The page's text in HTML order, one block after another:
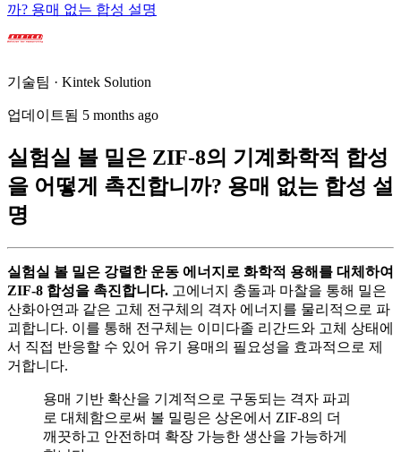
까? 용매 없는 합성 설명
기술팀 · Kintek Solution
업데이트됨 5 months ago
실험실 볼 밀은 ZIF-8의 기계화학적 합성
을 어떻게 촉진합니까? 용매 없는 합성 설
명
실험실 볼 밀은 강렬한 운동 에너지로 화학적 용해를 대체하여
ZIF-8 합성을 촉진합니다. 고에너지 충돌과 마찰을 통해 밀은
산화아연과 같은 고체 전구체의 격자 에너지를 물리적으로 파
괴합니다. 이를 통해 전구체는 이미다졸 리간드와 고체 상태에
서 직접 반응할 수 있어 유기 용매의 필요성을 효과적으로 제
거합니다.
용매 기반 확산을 기계적으로 구동되는 격자 파괴
로 대체함으로써 볼 밀링은 상온에서 ZIF-8의 더
깨끗하고 안전하며 확장 가능한 생산을 가능하게